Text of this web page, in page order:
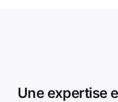
Une expertise